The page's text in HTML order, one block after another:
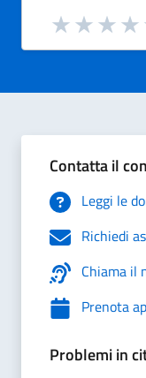
Valuta da 1 a 5 stelle
Valuta
Valuta 2
Valuta 1 stelle
Contatta il
Leggi le
Richiedi
Chiama il
Prenota
Problemi in